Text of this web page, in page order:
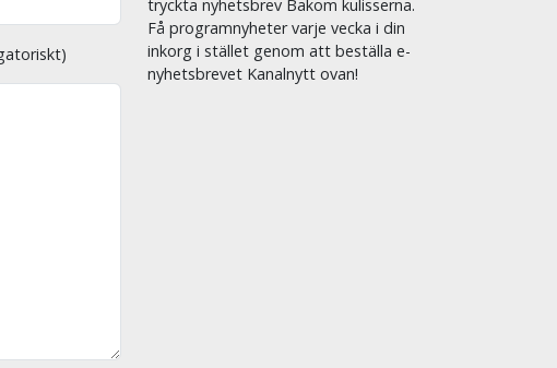
tryckta nyhetsbrev Bakom kulisserna.
Få programnyheter varje vecka i din
inkorg i stället genom att beställa e-
nyhetsbrevet Kanalnytt ovan!